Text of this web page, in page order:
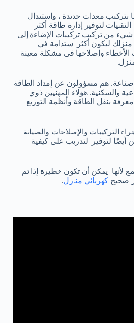
بتركيب معدات جديدة ، واستبدال
لتوفير إدارة طاقة أكثر
من تركيب تركيبات الإضاءة إلى
ليكون أكثر استدامة في
الأخطاء وإصلاحها في مشكلة معينة
صناعة. هم مسؤولون عن إمداد الطاقة
والسكنية. هؤلاء المهنيين ذوي
معرفة بنقل الطاقة وأنظمة التوزيع
التركيبات والإصلاحات والصيانة
لتوفير التدريب على كيفية
لأنها يمكن أن تكون خطيرة إذا تم
صحيح كهربائي منازل.